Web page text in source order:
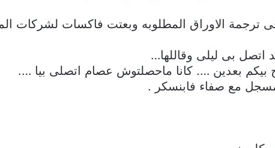
الاوراق المطلوبه وبعتت فاكسات لشركات
بى ليلى وقاللها…
بعدين …. كانا ماحصلتوش عصام اتصلى بيا ….
مع صفاء فابنسكر .